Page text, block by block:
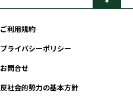
ご利用規約
プライバシーポリシー
お問合せ
反社会的勢力の基本方針